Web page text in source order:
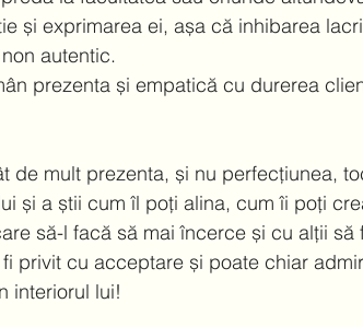
și exprimarea ei, așa că inhibarea
autentic.
prezenta și empatică cu durerea
de mult prezenta, și nu perfecțiunea,
și a știi cum îl poți alina, cum îi poți
să-l facă să mai încerce și cu alții să
privit cu acceptare și poate chiar
interiorul lui!